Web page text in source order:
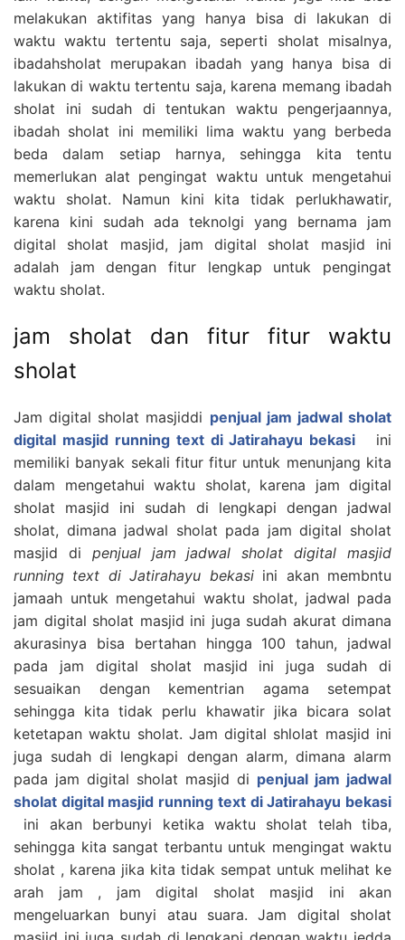
melakukan aktifitas yang hanya bisa di lakukan di
waktu waktu tertentu saja, seperti sholat misalnya,
ibadahsholat merupakan ibadah yang hanya bisa di
lakukan di waktu tertentu saja, karena memang ibadah
sholat ini sudah di tentukan waktu pengerjaannya,
ibadah sholat ini memiliki lima waktu yang berbeda
beda dalam setiap harnya, sehingga kita tentu
memerlukan alat pengingat waktu untuk mengetahui
waktu sholat. Namun kini kita tidak perlukhawatir,
karena kini sudah ada teknolgi yang bernama jam
digital sholat masjid, jam digital sholat masjid ini
adalah jam dengan fitur lengkap untuk pengingat
waktu sholat.
jam sholat dan fitur fitur waktu
sholat
Jam digital sholat masjiddi penjual jam jadwal sholat
digital masjid running text di Jatirahayu bekasi
ini
memiliki banyak sekali fitur fitur untuk menunjang kita
dalam mengetahui waktu sholat, karena jam digital
sholat masjid ini sudah di lengkapi dengan jadwal
sholat, dimana jadwal sholat pada jam digital sholat
masjid di penjual jam jadwal sholat digital masjid
running text di Jatirahayu bekasi ini akan membntu
jamaah untuk mengetahui waktu sholat, jadwal pada
jam digital sholat masjid ini juga sudah akurat dimana
akurasinya bisa bertahan hingga 100 tahun, jadwal
pada jam digital sholat masjid ini juga sudah di
sesuaikan dengan kementrian agama setempat
sehingga kita tidak perlu khawatir jika bicara solat
ketetapan waktu sholat. Jam digital shlolat masjid ini
juga sudah di lengkapi dengan alarm, dimana alarm
pada jam digital sholat masjid di penjual jam jadwal
sholat digital masjid running text di Jatirahayu bekasi
ini akan berbunyi ketika waktu sholat telah tiba,
sehingga kita sangat terbantu untuk mengingat waktu
sholat , karena jika kita tidak sempat untuk melihat ke
arah jam , jam digital sholat masjid ini akan
mengeluarkan bunyi atau suara. Jam digital sholat